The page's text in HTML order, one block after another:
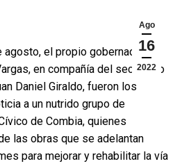
Ago
16
2022
agosto, el propio gobernador
en compañía del secretario
Daniel Giraldo, fueron los
a un nutrido grupo de
de Combia, quienes
las obras que se adelantan
para mejorar y rehabilitar la vía